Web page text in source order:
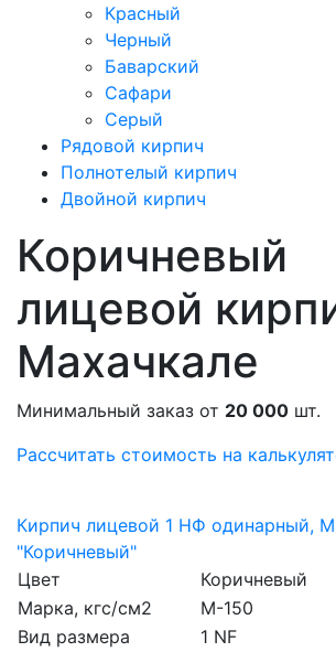
Красный
Черный
Баварский
Сафари
Серый
Рядовой кирпич
Полнотелый кирпич
Двойной кирпич
Коричневый
лицевой
Махачкале
Минимальный заказ от 20 000 шт.
Рассчитать стоимость на
Кирпич лицевой 1 НФ одинарный,
"Коричневый"
Цвет
Коричневый
Марка, кгс/см2
M-150
Вид размера
1 NF